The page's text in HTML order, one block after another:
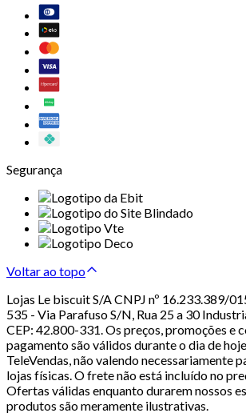
Segurança
Voltar ao topo
Lojas Le biscuit S/A CNPJ nº 16.233.389/
535 - Via Parafuso S/N, Rua 25 a 30
CEP: 42.800-331. Os preços, promoções e
pagamento são válidos durante o dia de
TeleVendas, não valendo necessariamente
lojas físicas. O frete não está incluído no
Ofertas válidas enquanto durarem nossos
produtos são meramente ilustrativas.